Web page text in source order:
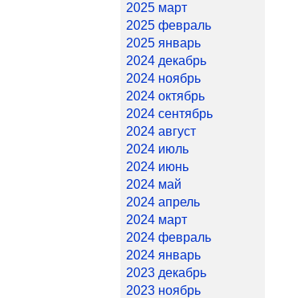
2025 март
2025 февраль
2025 январь
2024 декабрь
2024 ноябрь
2024 октябрь
2024 сентябрь
2024 август
2024 июль
2024 июнь
2024 май
2024 апрель
2024 март
2024 февраль
2024 январь
2023 декабрь
2023 ноябрь